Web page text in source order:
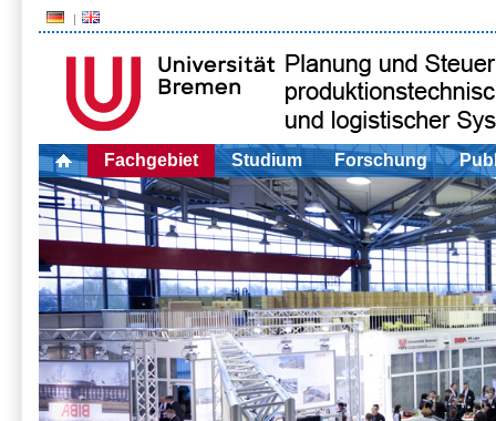
Fachgebiet Studium Forschung